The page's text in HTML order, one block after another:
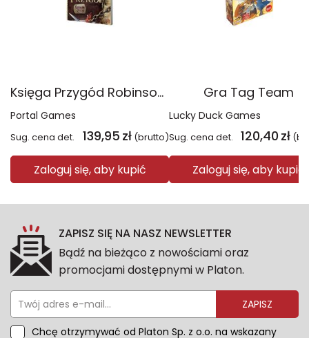
Księga Przygód Robinson Crusoe
Portal Games
Sug. cena det. 139,95 zł (brutto)
Zaloguj się, aby kupić
Gra Tag Team
Lucky Duck Games
Sug. cena det. 120,40 zł
Zaloguj się, aby kupić
ZAPISZ SIĘ NA NASZ NEWSLETTER
Bądź na bieżąco z nowościami oraz
promocjami dostępnymi w Platon.
ZAPISZ
Chcę otrzymywać od Platon Sp. z o.o. na wskazany